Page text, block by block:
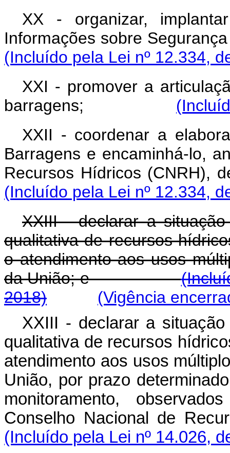
XX - organizar,
Informações sobre
(Incluído pela Lei nº 12.334,
XXI - promover a
barragens;
XXII - coordenar a
Barragens e encaminhá-lo,
Recursos Hídricos
(Incluído pela Lei nº 12.334,
XXIII - declarar a
qualitativa de recursos
o atendimento aos usos
da União; e
2018)
(Vigência
XXIII - declarar a
qualitativa de recursos
atendimento aos usos
União, por prazo
monitoramento,
Conselho Nacional de
(Incluído pela Lei nº 14.026,